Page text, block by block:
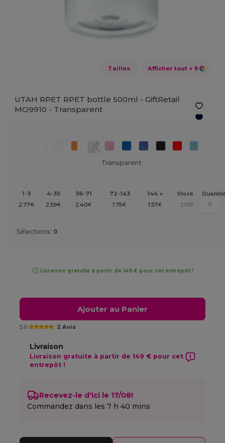
Tailles Afficher tout + 9
UTAH RPET RPET bottle 500ml - GiftRetail
MO9910 - Transparent
Transparent
1-3 4-35 36-71 72-143 144 + Stock
2.77€ 2.59€ 2.40€ 1.75€ 1.57€ 2198
Sélections: 0
Livraison gratuite à partir de 149 € pour cet entrepôt !
Ajouter au Panier
5.0 2 Avis
Livraison
Livraison gratuite à partir de 149 € pour cet
entrepôt !
Recevez-le d'ici le 17/08!
Commandez dans les7 h 40 mins